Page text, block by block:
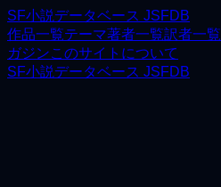
SF小説データベース JSFDB
作品一覧テーマ著者一覧訳者一覧
ガジンこのサイトについて
SF小説データベース JSFDB